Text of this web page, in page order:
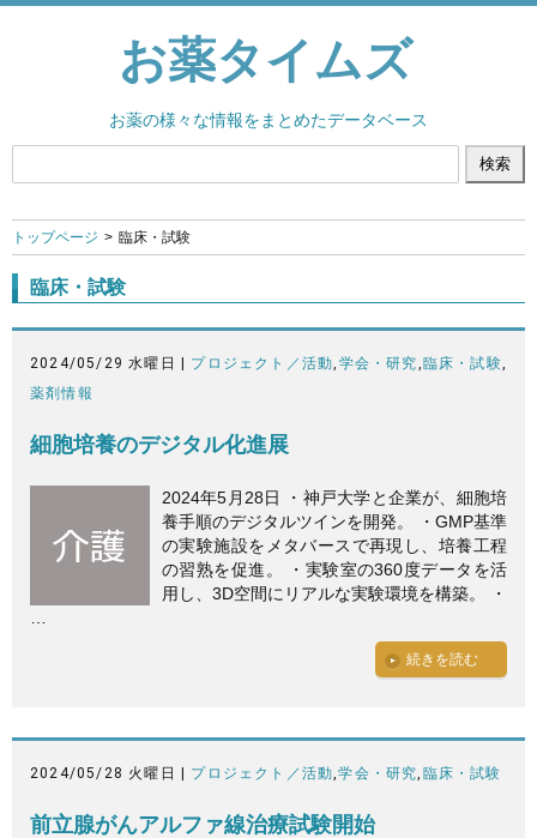
お薬タイムズ
お薬の様々な情報をまとめたデータベース
トップページ 臨床・試験
臨床・試験
2024/05/29 水曜日 | プロジェクト／活動, 学会・研究, 臨床・試験,
薬剤情報
細胞培養のデジタル化進展
2024年5月28日 ・神戸大学と企業が、細胞培
養手順のデジタルツインを開発。 ・GMP基準
の実験施設をメタバースで再現し、培養工程
の習熟を促進。 ・実験室の360度データを活
用し、3D空間にリアルな実験環境を構築。 ・
続きを読む
2024/05/28 火曜日 | プロジェクト／活動 ,学会・研究 臨床・試験
前立腺がんアルファ線治療試験開始